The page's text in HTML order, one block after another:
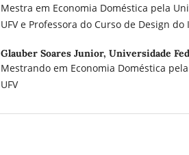
Mestra em Economia Doméstica pela
UFV e Professora do Curso de Design do
Glauber Soares Junior, Universidade
Mestrando em Economia Doméstica
UFV